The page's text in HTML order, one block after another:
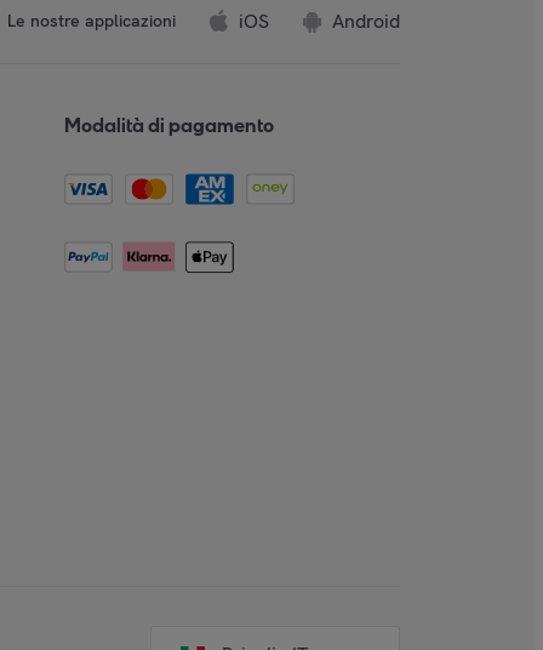
Le nostre applicazioni iOS Android
Modalità di pagamento